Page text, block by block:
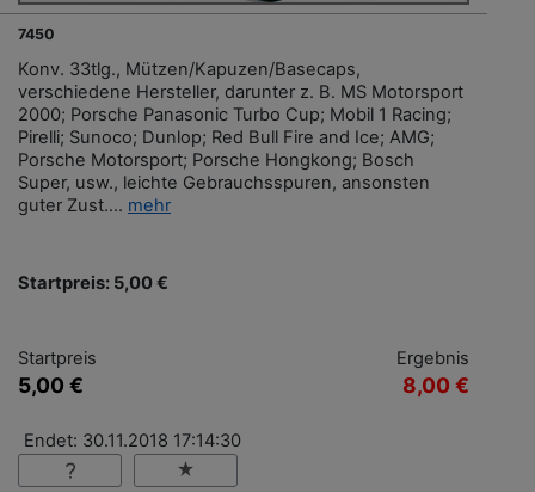
7450
Konv. 33tlg., Mützen/Kapuzen/Basecaps,
verschiedene Hersteller, darunter z. B. MS Motorsport
2000; Porsche Panasonic Turbo Cup; Mobil 1 Racing;
Pirelli; Sunoco; Dunlop; Red Bull Fire and Ice; AMG;
Porsche Motorsport; Porsche Hongkong; Bosch
Super, usw., leichte Gebrauchsspuren, ansonsten
guter Zust.... mehr
Startpreis: 5,00 €
Startpreis
5,00 €
Ergebnis
8,00 €
Endet: 30.11.2018 17:14:30